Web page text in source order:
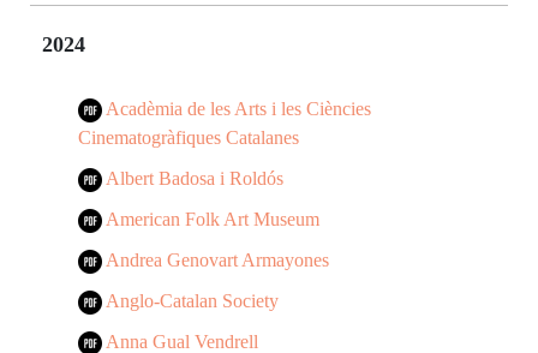
2024
Acadèmia de les Arts i les Ciències
Cinematogràfiques Catalanes
Albert Badosa i Roldós
American Folk Art Museum
Andrea Genovart Armayones
Anglo-Catalan Society
Anna Gual Vendrell